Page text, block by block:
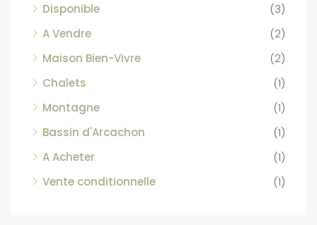
Disponible
(3)
A Vendre
(2)
Maison Bien-Vivre
(2)
Chalets
(1)
Montagne
(1)
Bassin d'Arcachon
(1)
A Acheter
(1)
Vente conditionnelle
(1)